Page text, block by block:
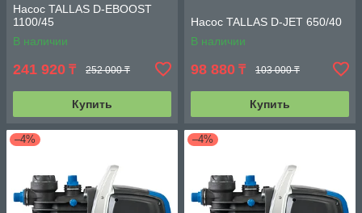
Насос TALLAS D-EBOOST
1100/45
В наличии
241 920 ₸ 252 000 ₸
Купить
Насос TALLAS D-JET 650/40
В наличии
98 880 ₸ 103 000 ₸
Купить
–4% –4%